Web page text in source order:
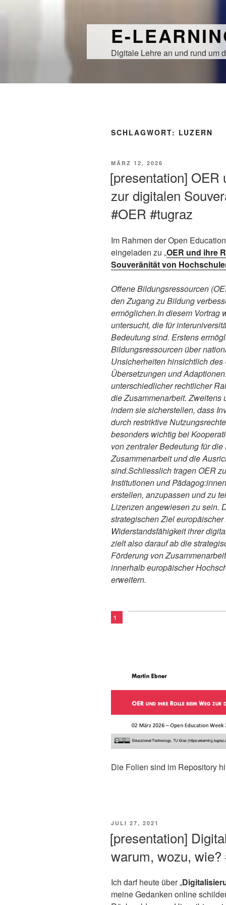
Inhalt
E-
Digitale Lehre an und rund um
SCHLAGWORT: LUZERN
VERÖFFENTLICHT
MÄRZ 12, 2026
[presentation] OER
zur digitalen
#OER #tugraz
Im Rahmen der Open
eingeladen zu „OER und ihre
Souveränität von
Offene Bildungsressourcen
den Zugang zu Bildung
ermöglichen.In diesem Vortrag
untersucht, die für
Bedeutung sind. Erstens
Bildungsressourcen über
Unsicherheiten hinsichtlich
Übersetzungen und
unterschiedlicher rechtlicher
die Zusammenarbeit. Zweitens
indem sie sicherstellen, dass
durch restriktive
besonders wichtig bei
von zentraler Bedeutung für
Zusammenarbeit und die
sind.Schliesslich tragen OER
Institutionen und
erstellen, anzupassen und zu
Lizenzen angewiesen zu sein.
strategischen Ziel
Widerstandsfähigkeit ihrer
zielt also darauf ab die
Förderung von
innerhalb europäischer
erweitern.
Die Folien sind im Repository
VERÖFFENTLICHT
JULI 27, 2021
[presentation]
warum, wozu, wie?
Ich darf heute über „
meine Gedanken online